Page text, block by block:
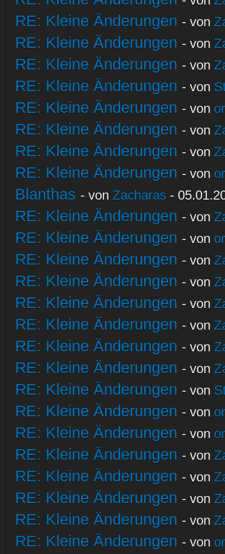
RE: Kleine Änderungen - von
RE: Kleine Änderungen - von
RE: Kleine Änderungen - von
RE: Kleine Änderungen - von
RE: Kleine Änderungen - von
RE: Kleine Änderungen - von
RE: Kleine Änderungen - von
RE: Kleine Änderungen - von
Blanthas - von Zacharas -
RE: Kleine Änderungen - von
RE: Kleine Änderungen - von
RE: Kleine Änderungen - von
RE: Kleine Änderungen - von
RE: Kleine Änderungen - von
RE: Kleine Änderungen - von
RE: Kleine Änderungen - von
RE: Kleine Änderungen - von
RE: Kleine Änderungen - von
RE: Kleine Änderungen - von
RE: Kleine Änderungen - von
RE: Kleine Änderungen - von
RE: Kleine Änderungen - von
RE: Kleine Änderungen - von
RE: Kleine Änderungen - von
RE: Kleine Änderungen - von